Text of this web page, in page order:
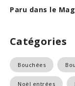
Paru dans le
Catégories
Bouchées
Noël entrées